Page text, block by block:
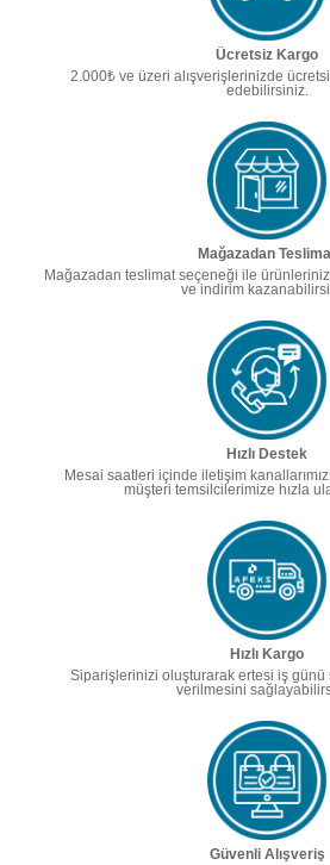
Ücretsiz Kargo
2.000₺ ve üzeri alışverişlerinizde
edebilirsiniz.
Mağazadan
Mağazadan teslimat seçeneği ile
ve indirim
Hızlı Destek
Mesai saatleri içinde iletişim
müşteri temsilcilerimize hızla
Hızlı Kargo
Siparişlerinizi oluşturarak ertesi iş
verilmesini
Güvenli Alışveriş